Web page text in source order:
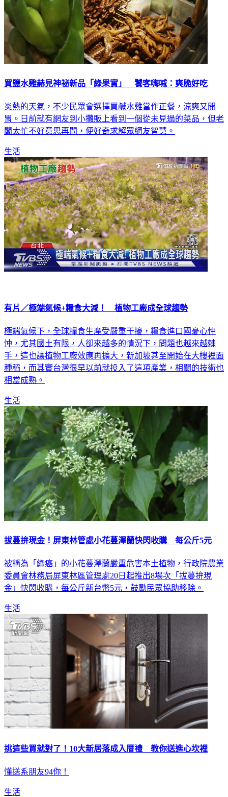
買鹽水雞赫見神祕新品「綠果實」 饕客嗨喊：爽脆好吃
炎熱的天氣，不少民眾會選擇買鹹水雞當作正餐，涼爽又開
胃。日前就有網友到小攤販上看到一個從未見過的菜品，但老
闆太忙不好意思再問，便好奇求解眾網友智慧。
生活
有片／極端氣候+糧食大減！ 植物工廠成全球趨勢
極端氣候下，全球糧食生產受嚴重干擾，糧食進口國憂心忡
忡，尤其國土有限，人卻來越多的情況下，問題也越來越棘
手，這也讓植物工廠效應再擴大，新加坡甚至開始在大樓裡面
種稻，而其實台灣很早以前就投入了這項產業，相關的技術也
相當成熟。
生活
拔蔓拚現金！屏東林管處小花蔓澤蘭快閃收購 每公斤5元
被稱為「綠癌」的小花蔓澤蘭嚴重危害本土植物，行政院農業
委員會林務局屏東林區管理處20日起推出8場次「拔蔓拚現
金」快閃收購，每公斤新台幣5元，鼓勵民眾協助移除。
生活
挑這些買就對了！10大新居落成入厝禮 教你送進心坎裡
懂送系朋友94你！
生活